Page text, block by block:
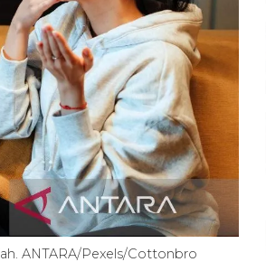
ANTARA/Pexels/Cottonbro